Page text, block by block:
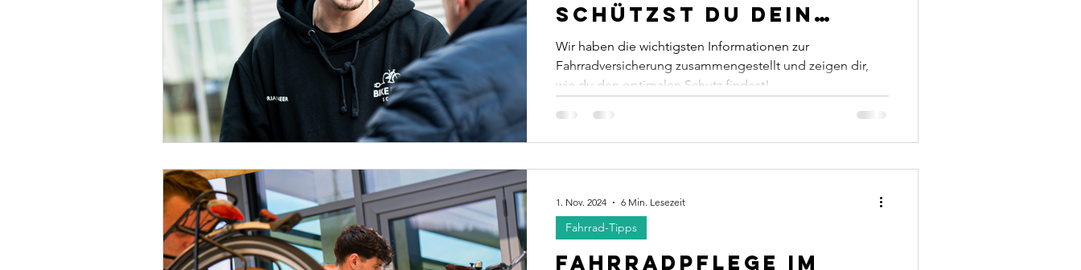
schützst du dein
Fahrrad optimal
Wir haben die wichtigsten Informationen zur
Fahrradversicherung zusammengestellt und zeigen dir,
wie du den optimalen Schutz findest!
Fahrradpflege im
Fahrrad-Tipps
1. Nov. 2024 6 Min. Lesezeit